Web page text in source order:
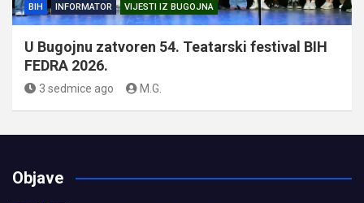
BIH INFORMATOR VIJESTI IZ BUGOJNA
U Bugojnu zatvoren 54. Teatarski festival BIH
FEDRA 2026.
3 sedmice ago M.G.
Objave